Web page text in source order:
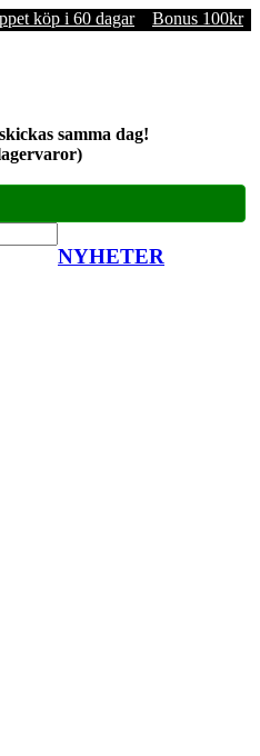
köp i 60 dagar Bonus 100kr
samma dag!
NYHETER